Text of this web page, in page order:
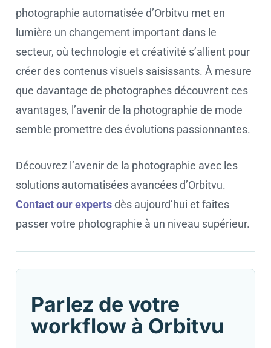
photographie automatisée d’Orbitvu met en
lumière un changement important dans le
secteur, où technologie et créativité s’allient pour
créer des contenus visuels saisissants. À mesure
que davantage de photographes découvrent ces
avantages, l’avenir de la photographie de mode
semble promettre des évolutions passionnantes.
Découvrez l’avenir de la photographie avec les
solutions automatisées avancées d’Orbitvu.
Contact our expertsdès aujourd’hui et faites
passer votre photographie à un niveau supérieur.
Parlez de votre
workflow à Orbitvu